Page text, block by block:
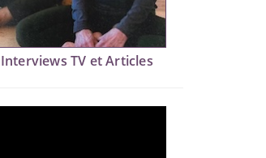
Interviews TV et Articles